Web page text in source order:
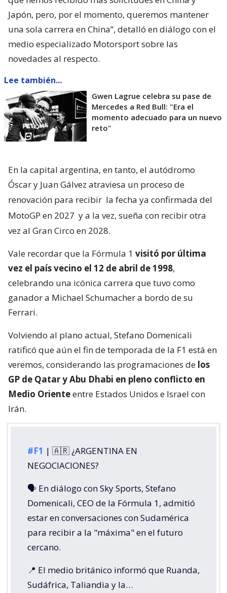
Japón, pero, por el momento, queremos mantener
una sola carrera en China”, detalló en diálogo con el
medio especializado Motorsport sobre las
novedades al respecto.
Lee también...
Gwen Lagrue celebra su pase de
Mercedes a Red Bull: "Era el
momento adecuado para un nuevo
reto"
En la capital argentina, en tanto, el autódromo
Óscar y Juan Gálvez atraviesa un proceso de
renovación para recibir la fecha ya confirmada del
MotoGP en 2027 y a la vez, sueña con recibir otra
vez al Gran Circo en 2028.
Vale recordar que la Fórmula 1 visitó por última
vez el país vecino el 12 de abril de 1998,
celebrando una icónica carrera que tuvo como
ganador a Michael Schumacher a bordo de su
Ferrari.
Volviendo al plano actual, Stefano Domenicali
ratificó que aún el fin de temporada de la F1 está en
veremos, considerando las programaciones de los
GP de Qatar y Abu Dhabi en pleno conflicto en
Medio Orienteentre Estados Unidos e Israel con
Irán.
#F1 | 🇦🇷 ¿ARGENTINA EN
NEGOCIACIONES?
🗣️ En diálogo con Sky Sports, Stefano
Domenicali, CEO de la Fórmula 1, admitió
estar en conversaciones con Sudamérica
para recibir a la "máxima" en el futuro
cercano.
📍 El medio británico informó que Ruanda,
Sudáfrica, Taliandia y la…